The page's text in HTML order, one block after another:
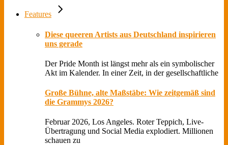
Features
Diese queeren Artists aus Deutschland inspirieren
uns gerade
Der Pride Month ist längst mehr als ein symbolischer
Akt im Kalender. In einer Zeit, in der gesellschaftliche
Große Bühne, alte Maßstäbe: Wie zeitgemäß sind
die Grammys 2026?
Februar 2026, Los Angeles. Roter Teppich, Live-
Übertragung und Social Media explodiert. Millionen
schauen zu